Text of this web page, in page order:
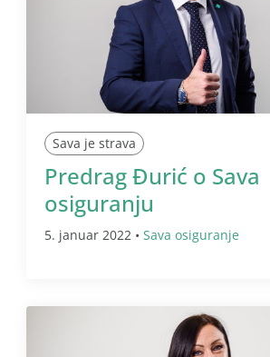
Sava je strava
Predrag Đurić o Sava
osiguranju
5. januar 2022 • Sava osiguranje